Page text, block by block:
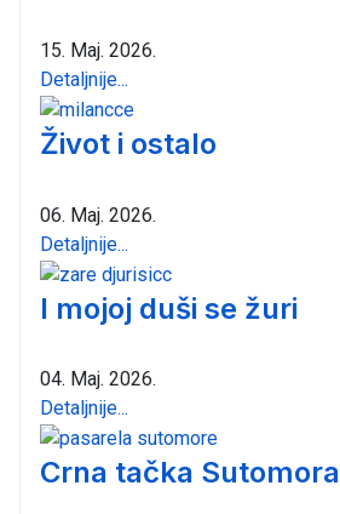
15. Maj. 2026.
Detaljnije...
Život i ostalo
06. Maj. 2026.
Detaljnije...
I mojoj duši se žuri
04. Maj. 2026.
Detaljnije...
Crna tačka Sutomora